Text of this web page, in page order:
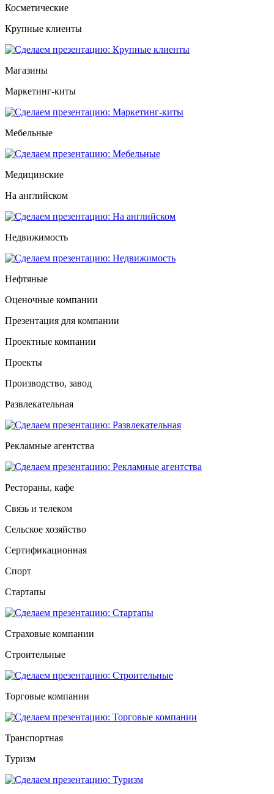
Косметические
Крупные клиенты
Магазины
Маркетинг-киты
Мебельные
Медицинские
На английском
Недвижимость
Нефтяные
Оценочные компании
Презентация для компании
Проектные компании
Проекты
Производство, завод
Развлекательная
Рекламные агентства
Рестораны, кафе
Связь и телеком
Сельское хозяйство
Сертификационная
Спорт
Стартапы
Страховые компании
Строительные
Торговые компании
Транспортная
Туризм